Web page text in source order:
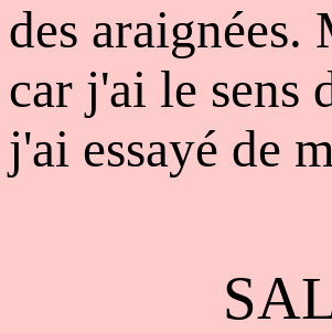
des araignées.
car j'ai le sens
j'ai essayé de